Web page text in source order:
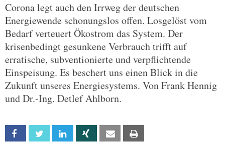
Corona legt auch den Irrweg der deutschen
Energiewende schonungslos offen. Losgelöst vom
Bedarf verteuert Ökostrom das System. Der
krisenbedingt gesunkene Verbrauch trifft auf
erratische, subventionierte und verpflichtende
Einspeisung. Es beschert uns einen Blick in die
Zukunft unseres Energiesystems. Von Frank Hennig
und Dr.-Ing. Detlef Ahlborn.
Facebook Twitter Linkedin Xing Email